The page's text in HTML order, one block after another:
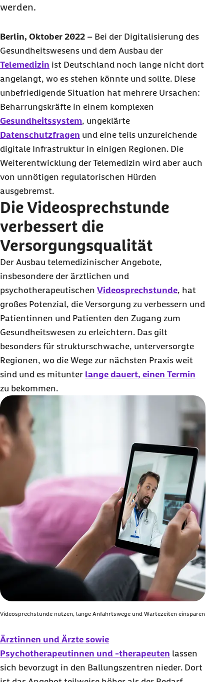
werden.
Berlin, Oktober 2022 – Bei der Digitalisierung des
Gesundheitswesens und dem Ausbau der
Telemedizin ist Deutschland noch lange nicht dort
angelangt, wo es stehen könnte und sollte. Diese
unbefriedigende Situation hat mehrere Ursachen:
Beharrungskräfte in einem komplexen
Gesundheitssystem, ungeklärte
Datenschutzfragen und eine teils unzureichende
digitale Infrastruktur in einigen Regionen. Die
Weiterentwicklung der Telemedizin wird aber auch
von unnötigen regulatorischen Hürden
ausgebremst.
Die Videosprechstunde
verbessert die
Versorgungsqualität
Der Ausbau telemedizinischer Angebote,
insbesondere der ärztlichen und
psychotherapeutischen Videosprechstunde, hat
großes Potenzial, die Versorgung zu verbessern und
Patientinnen und Patienten den Zugang zum
Gesundheitswesen zu erleichtern. Das gilt
besonders für strukturschwache, unterversorgte
Regionen, wo die Wege zur nächsten Praxis weit
sind und es mitunter lange dauert, einen Termin
zu bekommen.
Videosprechstunde nutzen, lange Anfahrtswege und Wartezeiten einsparen
Ärztinnen und Ärzte sowie
Psychotherapeutinnen und -therapeuten lassen
sich bevorzugt in den Ballungszentren nieder. Dort